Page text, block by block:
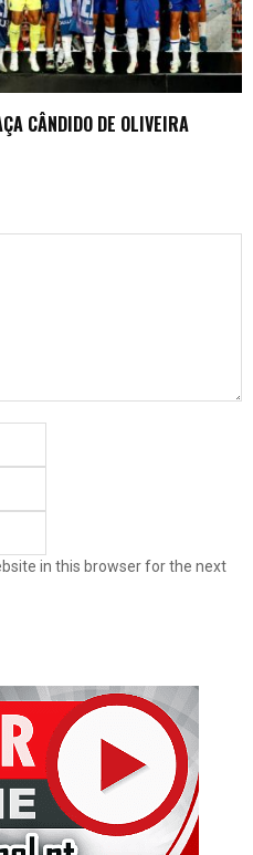
CÂNDIDO DE OLIVEIRA
in this browser for the next